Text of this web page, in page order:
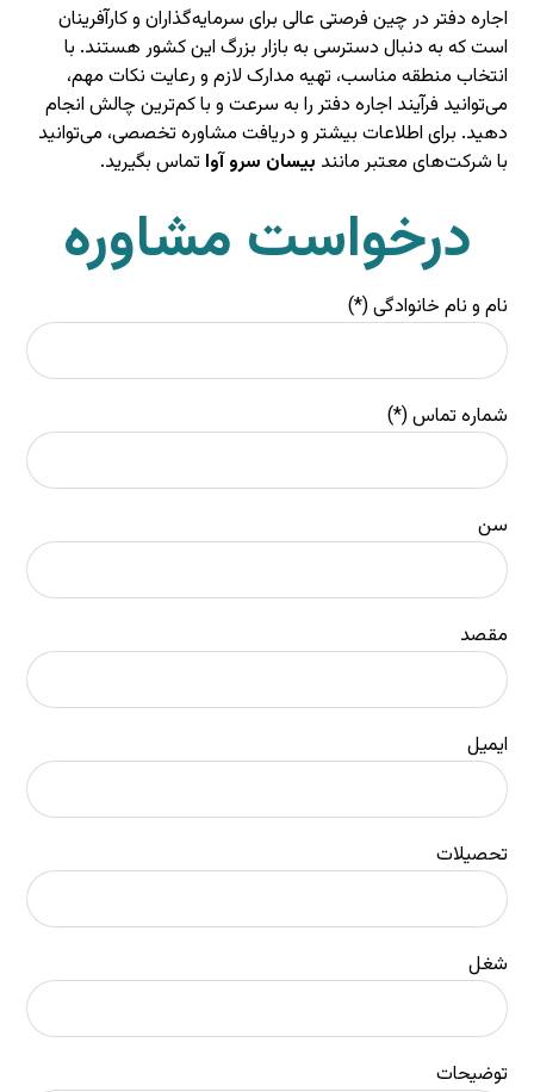
اجاره دفتر در چین فرصتی عالی برای سرمایه‌گذاران و کارآفرینان
است که به دنبال دسترسی به بازار بزرگ این کشور هستند. با
انتخاب منطقه مناسب، تهیه مدارک لازم و رعایت نکات مهم،
می‌توانید فرآیند اجاره دفتر را به سرعت و با کم‌ترین چالش انجام
دهید. برای اطلاعات بیشتر و دریافت مشاوره تخصصی، می‌توانید
با شرکت‌های معتبر مانند بیسان سرو آوا تماس بگیرید.
درخواست مشاوره
نام و نام خانوادگی (*)
شماره تماس (*)
سن
مقصد
ایمیل
تحصیلات
شغل
توضیحات